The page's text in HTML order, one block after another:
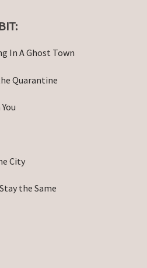
In A Ghost Town
Quarantine
City
the Same